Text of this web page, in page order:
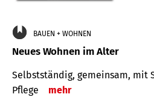
BAUEN + WOHNEN
Neues Wohnen im Alter
Selbstständig, gemeinsam, mit
Pflege
mehr